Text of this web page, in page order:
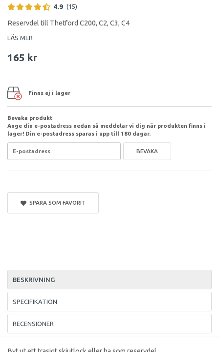
4.9 (15)
Reservdel till Thetford C200, C2, C3, C4
LÄS MER
165 kr
Finns ej i lager
Bevaka produkt
Ange din e-postadress nedan så meddelar vi dig när produkten finns i
lager! Din e-postadress sparas i upp till 180 dagar.
BEVAKA
SPARA SOM FAVORIT
BESKRIVNING
SPECIFIKATION
RECENSIONER